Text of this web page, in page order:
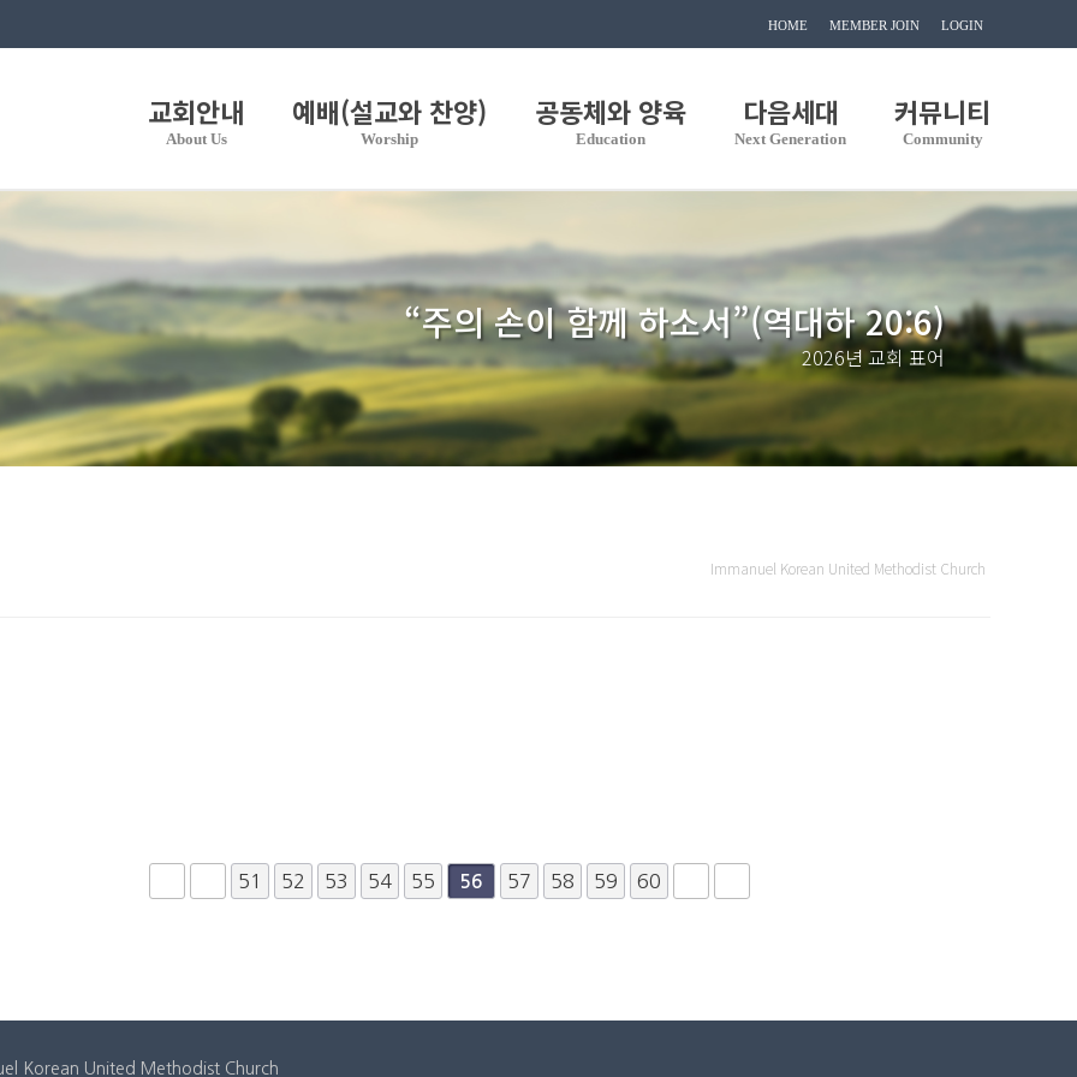
HOME MEMBER JOIN LOGIN
교회안내
About Us
예배(설교와 찬양)
Worship
공동체와 양육
Education
다음세대
Next Generation
커뮤니티
Community
“주의 손이 함께 하소서”(역대하 20:6)
2026년 교회 표어
Immanuel Korean United Methodist Church
51 52 53 54 55 56 57 58 59 60
Korean United Methodist Church